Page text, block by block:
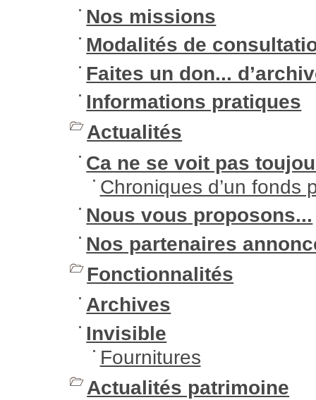
Nos missions
Modalités de
Faites un don...
Informations pratiques
Actualités
Ca ne se voit pas
Chroniques d’un fonds
Nous vous proposons...
Nos partenaires
Fonctionnalités
Archives
Invisible
Fournitures
Actualités patrimoine